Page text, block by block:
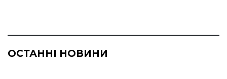
ОСТАННІ НОВИНИ